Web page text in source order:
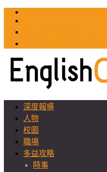
深度報導
人物
校園
職場
多益攻略
時事